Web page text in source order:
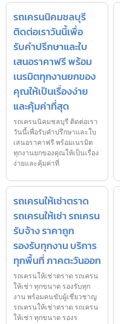
รถเครนนิคมชลบุรี
ติดต่อเราวันนี้เพื่อ
รับคำปรึกษาและใบ
เสนอราคาฟรี พร้อม
เนรมิตทุกงานยกของ
คุณให้เป็นเรื่องง่าย
และคุ้มค่าที่สุด
รถเครนนิคมชลบุรี ติดต่อเรา
วันนี้เพื่อรับคำปรึกษาและใบ
เสนอราคาฟรี พร้อมเนรมิต
ทุกงานยกของคุณให้เป็นเรื่อง
ง่ายและคุ้มค่าที่
รถเครนให้เช่าตราด
รถเครนให้เช่า รถเครน
รับจ้าง ราคาถูก
รองรับทุกงาน บริการ
ทุกพื้นที่ ภาคตะวันออก
รถเครนให้เช่าตราด รถเครน
ให้เช่า ทุกขนาด รองรับทุก
งาน พร้อมคนขับผู้เชี่ยวชาญ
รถเครนให้เช่าตราด รถเครน
ให้เช่า ทุกขนาด รองร